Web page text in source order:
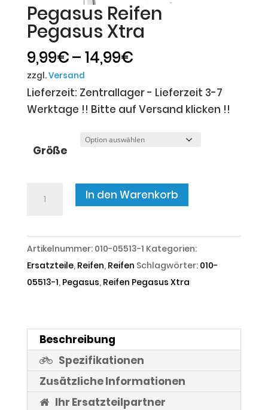
Pegasus Reifen
Pegasus Xtra
9,99€–14,99€Preisspanne:
bis
14,99€
zzgl.Versand
Lieferzeit: Zentrallager - Lieferzeit 3-7
Werktage !! Bitte auf Versand klicken !!
Größe
Xtra
In den Warenkorb
Artikelnummer: 010-05513-1 Kategorien:
Ersatzteile, Reifen, Reifen Schlagwörter: 010-
05513-1, Pegasus, Reifen Pegasus Xtra
Beschreibung
Spezifikationen
Zusätzliche Informationen
Ihr Ersatzteilpartner